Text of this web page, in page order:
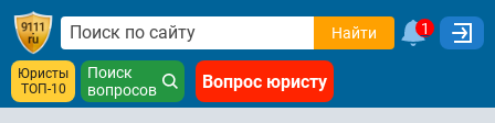
Найти 1
Юристы
ТОП-10
Поиск
вопросов
Вопрос юристу